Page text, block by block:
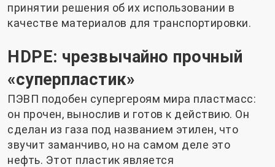
принятии решения об их использовании в
качестве материалов для транспортировки.
HDPE: чрезвычайно прочный
«суперпластик»
ПЭВП подобен супергероям мира пластмасс:
он прочен, вынослив и готов к действию. Он
сделан из газа под названием этилен, что
звучит заманчиво, но на самом деле это
нефть. Этот пластик является